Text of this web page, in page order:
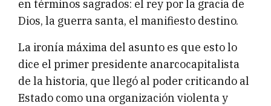
en términos sagrados: el rey por la gracia de
Dios, la guerra santa, el manifiesto destino.
La ironía máxima del asunto es que esto lo
dice el primer presidente anarcocapitalista
de la historia, que llegó al poder criticando al
Estado como una organización violenta y